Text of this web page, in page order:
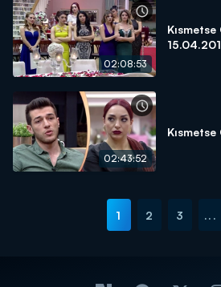
02:08:53
02:43:52
1 2 3 ...